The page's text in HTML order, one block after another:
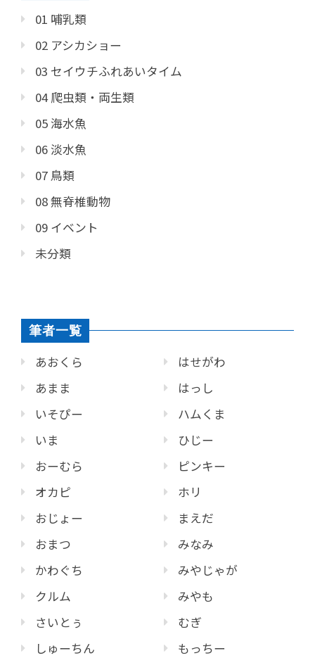
01 哺乳類
02 アシカショー
03 セイウチふれあいタイム
04 爬虫類・両生類
05 海水魚
06 淡水魚
07 鳥類
08 無脊椎動物
09 イベント
未分類
筆者一覧
あおくら
あまま
いそぴー
いま
おーむら
オカピ
おじょー
おまつ
かわぐち
クルム
さいとぅ
しゅーちん
はせがわ
はっし
ハムくま
ひじー
ピンキー
ホリ
まえだ
みなみ
みやじゃが
みやも
むぎ
もっちー